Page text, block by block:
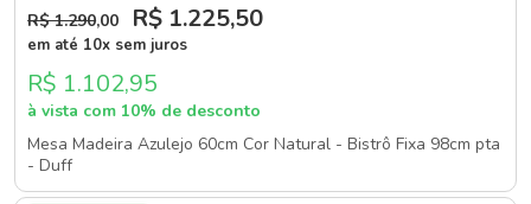
R$ 1.290,00 R$ 1.225,50
em até 10x sem juros
R$ 1.102,95
à vista com 10% de desconto
Mesa Madeira Azulejo 60cm Cor Natural - Bistrô Fixa 98cm pta
- Duff